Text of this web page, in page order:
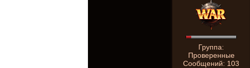
Группа:
Проверенные
Сообщений: 103